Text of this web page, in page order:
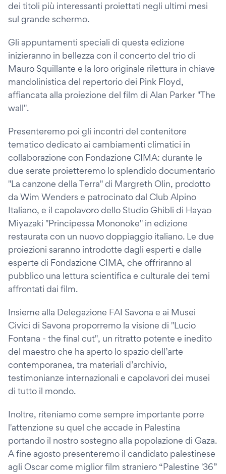
dei titoli più interessanti proiettati negli ultimi mesi
sul grande schermo.
Gli appuntamenti speciali di questa edizione
inizieranno in bellezza con il concerto del trio di
Mauro Squillante e la loro originale rilettura in chiave
mandolinistica del repertorio dei Pink Floyd,
affiancata alla proiezione del film di Alan Parker "The
wall".
Presenteremo poi gli incontri del contenitore
tematico dedicato ai cambiamenti climatici in
collaborazione con Fondazione CIMA: durante le
due serate proietteremo lo splendido documentario
"La canzone della Terra" di Margreth Olin, prodotto
da Wim Wenders e patrocinato dal Club Alpino
Italiano, e il capolavoro dello Studio Ghibli di Hayao
Miyazaki "Principessa Mononoke" in edizione
restaurata con un nuovo doppiaggio italiano. Le due
proiezioni saranno introdotte dagli esperti e dalle
esperte di Fondazione CIMA, che offriranno al
pubblico una lettura scientifica e culturale dei temi
affrontati dai film.
Insieme alla Delegazione FAI Savona e ai Musei
Civici di Savona proporremo la visione di "Lucio
Fontana - the final cut", un ritratto potente e inedito
del maestro che ha aperto lo spazio dell’arte
contemporanea, tra materiali d’archivio,
testimonianze internazionali e capolavori dei musei
di tutto il mondo.
Inoltre, riteniamo come sempre importante porre
l'attenzione su quel che accade in Palestina
portando il nostro sostegno alla popolazione di Gaza.
A fine agosto presenteremo il candidato palestinese
agli Oscar come miglior film straniero “Palestine '36”